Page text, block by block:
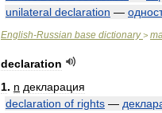
unilateral declaration —
English-Russian base dictionary >
declaration
1. n декларация
declaration of rights —